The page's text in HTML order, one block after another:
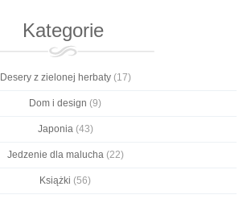
Kategorie
Desery z zielonej herbaty(17)
Dom i design (9)
Japonia (43)
Jedzenie dla malucha (22)
Książki (56)